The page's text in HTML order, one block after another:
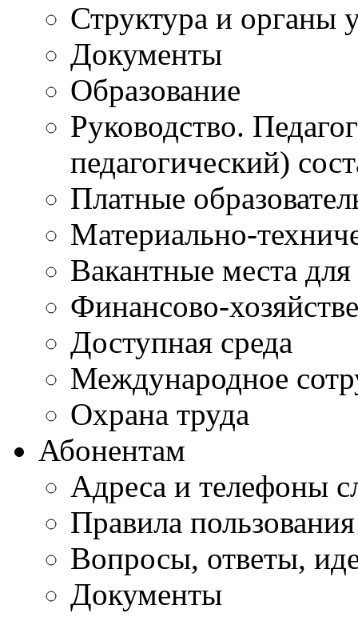
Структура и органы
Документы
Образование
Руководство.
педагогический)
Платные
Материально-
Вакантные места
Финансово-
Доступная среда
Международное
Охрана труда
Абонентам
Адреса и телефоны
Правила
Вопросы, ответы,
Документы